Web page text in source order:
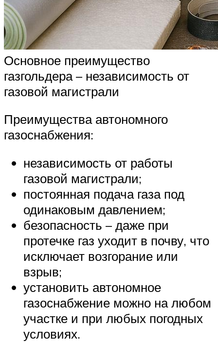
Основное преимущество
газгольдера – независимость от
газовой магистрали
Преимущества автономного
газоснабжения:
независимость от работы
газовой магистрали;
постоянная подача газа под
одинаковым давлением;
безопасность – даже при
протечке газ уходит в почву, что
исключает возгорание или
взрыв;
установить автономное
газоснабжение можно на любом
участке и при любых погодных
условиях.